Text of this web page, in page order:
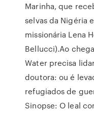
Marinha, que
selvas da Nigéria
missionária Lena
Bellucci).Ao
Water precisa
doutora: ou é
refugiados de
Sinopse: O leal